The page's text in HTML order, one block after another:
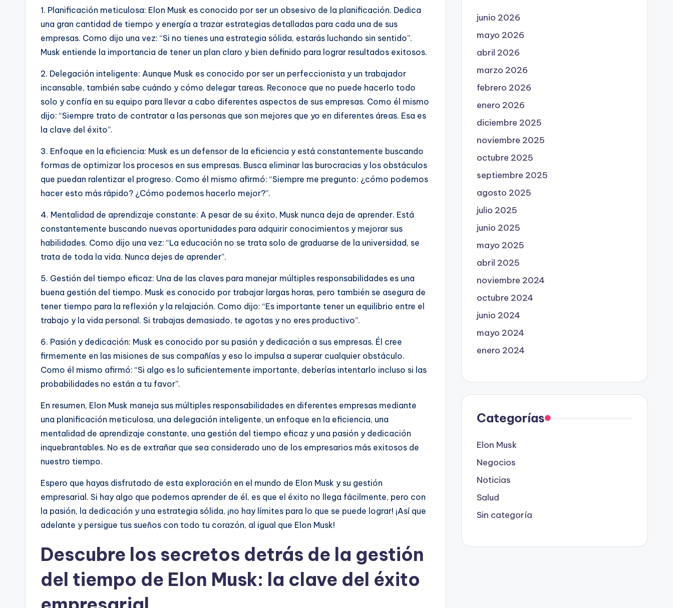
1. Planificación meticulosa: Elon Musk es conocido por ser un obsesivo de la planificación. Dedica
una gran cantidad de tiempo y energía a trazar estrategias detalladas para cada una de sus
empresas. Como dijo una vez: “Si no tienes una estrategia sólida, estarás luchando sin sentido”.
Musk entiende la importancia de tener un plan claro y bien definido para lograr resultados exitosos.
2. Delegación inteligente: Aunque Musk es conocido por ser un perfeccionista y un trabajador
incansable, también sabe cuándo y cómo delegar tareas. Reconoce que no puede hacerlo todo
solo y confía en su equipo para llevar a cabo diferentes aspectos de sus empresas. Como él mismo
dijo: “Siempre trato de contratar a las personas que son mejores que yo en diferentes áreas. Esa es
la clave del éxito”.
3. Enfoque en la eficiencia: Musk es un defensor de la eficiencia y está constantemente buscando
formas de optimizar los procesos en sus empresas. Busca eliminar las burocracias y los obstáculos
que puedan ralentizar el progreso. Como él mismo afirmó: “Siempre me pregunto: ¿cómo podemos
hacer esto más rápido? ¿Cómo podemos hacerlo mejor?”.
4. Mentalidad de aprendizaje constante: A pesar de su éxito, Musk nunca deja de aprender. Está
constantemente buscando nuevas oportunidades para adquirir conocimientos y mejorar sus
habilidades. Como dijo una vez: “La educación no se trata solo de graduarse de la universidad, se
trata de toda la vida. Nunca dejes de aprender”.
5. Gestión del tiempo eficaz: Una de las claves para manejar múltiples responsabilidades es una
buena gestión del tiempo. Musk es conocido por trabajar largas horas, pero también se asegura de
tener tiempo para la reflexión y la relajación. Como dijo: “Es importante tener un equilibrio entre el
trabajo y la vida personal. Si trabajas demasiado, te agotas y no eres productivo”.
6. Pasión y dedicación: Musk es conocido por su pasión y dedicación a sus empresas. Él cree
firmemente en las misiones de sus compañías y eso lo impulsa a superar cualquier obstáculo.
Como él mismo afirmó: “Si algo es lo suficientemente importante, deberías intentarlo incluso si las
probabilidades no están a tu favor”.
En resumen, Elon Musk maneja sus múltiples responsabilidades en diferentes empresas mediante
una planificación meticulosa, una delegación inteligente, un enfoque en la eficiencia, una
mentalidad de aprendizaje constante, una gestión del tiempo eficaz y una pasión y dedicación
inquebrantables. No es de extrañar que sea considerado uno de los empresarios más exitosos de
nuestro tiempo.
Espero que hayas disfrutado de esta exploración en el mundo de Elon Musk y su gestión
empresarial. Si hay algo que podemos aprender de él, es que el éxito no llega fácilmente, pero con
la pasión, la dedicación y una estrategia sólida, ¡no hay límites para lo que se puede lograr! ¡Así que
adelante y persigue tus sueños con todo tu corazón, al igual que Elon Musk!
Descubre los secretos detrás de la gestión
del tiempo de Elon Musk: la clave del éxito
junio 2026
mayo 2026
abril 2026
marzo 2026
febrero 2026
enero 2026
diciembre 2025
noviembre 2025
octubre 2025
septiembre 2025
agosto 2025
julio 2025
junio 2025
mayo 2025
abril 2025
noviembre 2024
octubre 2024
junio 2024
mayo 2024
enero 2024
Categorías
Elon Musk
Negocios
Noticias
Salud
Sin categoría